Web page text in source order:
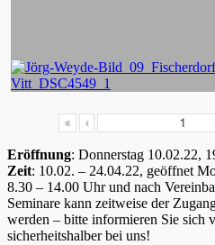
« ‹
Eröffnung: Donnerstag 10.02.22,
Zeit: 10.02. – 24.04.22, geöffnet
8.30 – 14.00 Uhr und nach
Seminare kann zeitweise der
werden – bitte informieren Sie sich
sicherheitshalber bei uns!